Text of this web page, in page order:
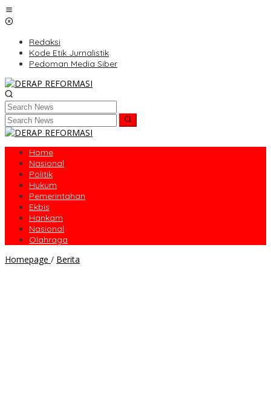
Skip
to
Redaksi
Kode Etik Jurnalistik
Pedoman Media Siber
Home
Nasional
Politik
Hukum
Pemerintahan
Ekbis
Hankam
Nasional
Olahraga
Homepage / Berita